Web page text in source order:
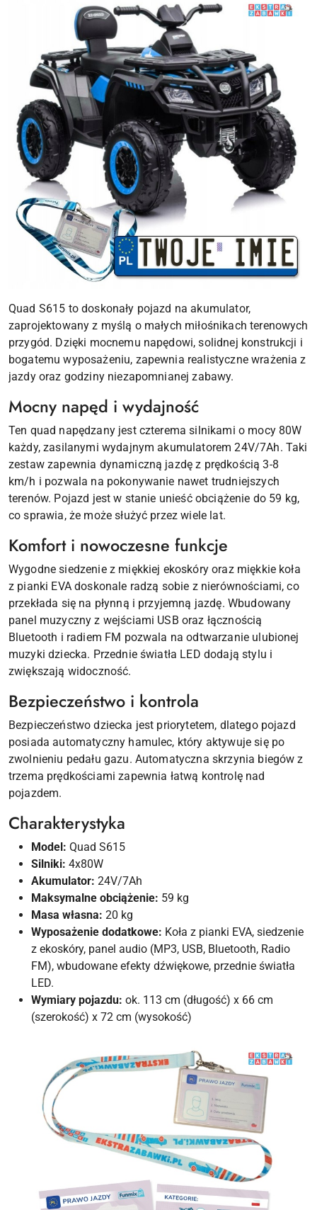
Quad S615 to doskonały pojazd na akumulator,
zaprojektowany z myślą o małych miłośnikach terenowych
przygód. Dzięki mocnemu napędowi, solidnej konstrukcji i
bogatemu wyposażeniu, zapewnia realistyczne wrażenia z
jazdy oraz godziny niezapomnianej zabawy.
Mocny napęd i wydajność
Ten quad napędzany jest czterema silnikami o mocy 80W
każdy, zasilanymi wydajnym akumulatorem 24V/7Ah. Taki
zestaw zapewnia dynamiczną jazdę z prędkością 3-8
km/h i pozwala na pokonywanie nawet trudniejszych
terenów. Pojazd jest w stanie unieść obciążenie do 59 kg,
co sprawia, że może służyć przez wiele lat.
Komfort i nowoczesne funkcje
Wygodne siedzenie z miękkiej ekoskóry oraz miękkie koła
z pianki EVA doskonale radzą sobie z nierównościami, co
przekłada się na płynną i przyjemną jazdę. Wbudowany
panel muzyczny z wejściami USB oraz łącznością
Bluetooth i radiem FM pozwala na odtwarzanie ulubionej
muzyki dziecka. Przednie światła LED dodają stylu i
zwiększają widoczność.
Bezpieczeństwo i kontrola
Bezpieczeństwo dziecka jest priorytetem, dlatego pojazd
posiada automatyczny hamulec, który aktywuje się po
zwolnieniu pedału gazu. Automatyczna skrzynia biegów z
trzema prędkościami zapewnia łatwą kontrolę nad
pojazdem.
Charakterystyka
Model: Quad S615
Silniki: 4x80W
Akumulator: 24V/7Ah
Maksymalne obciążenie: 59 kg
Masa własna: 20 kg
Wyposażenie dodatkowe: Koła z pianki EVA, siedzenie
z ekoskóry, panel audio (MP3, USB, Bluetooth, Radio
FM), wbudowane efekty dźwiękowe, przednie światła
LED.
Wymiary pojazdu: ok. 113 cm (długość) x 66 cm
(szerokość) x 72 cm (wysokość)